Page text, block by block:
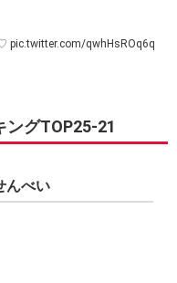
pic.twitter.com/qwhHsROq6q
グTOP25-21
んべい